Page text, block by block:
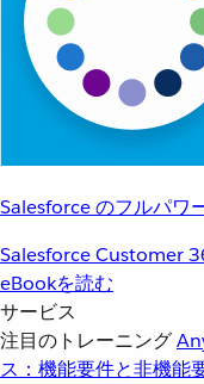
Salesforce のフルパワ
Salesforce Customer
eBookを読む
サービス
注目のトレーニング
ス：機能要件と非機能